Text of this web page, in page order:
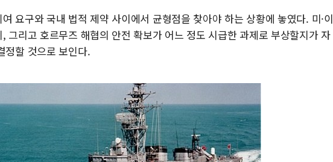
요구와 국내 법적 제약 사이에서 균형점을 찾아야 하는 상황에 놓였다. 미·이
그리고 호르무즈 해협의 안전 확보가 어느 정도 시급한 과제로 부상할지가 자
정할 것으로 보인다.